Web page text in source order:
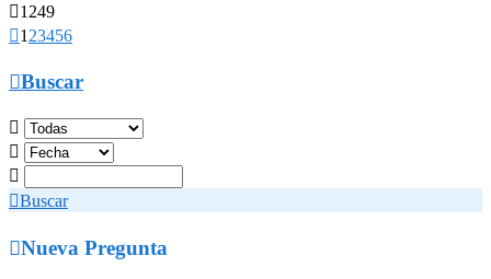
1249
1 23456
Buscar



Buscar
Nueva Pregunta